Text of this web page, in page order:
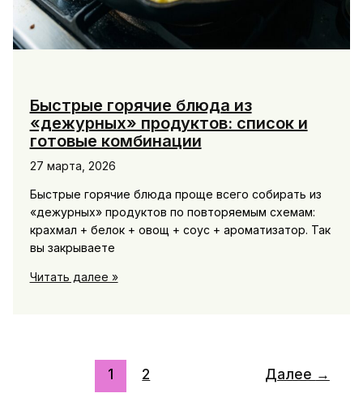
Быстрые горячие блюда из
«дежурных» продуктов: список и
готовые комбинации
27 марта, 2026
Быстрые горячие блюда проще всего собирать из
«дежурных» продуктов по повторяемым схемам:
крахмал + белок + овощ + соус + ароматизатор. Так
вы закрываете
Быстрые
Читать далее »
1 2 Далее →